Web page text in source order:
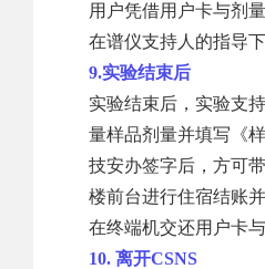
用户凭借用户卡与剂
在谱仪支持人的指导
9.实验结束后
实验结束后，实验支
量样品剂量并填写《
技安办签字后，方可
楼前台进行住宿结账
在终端机交还用户卡
10. 离开CSNS